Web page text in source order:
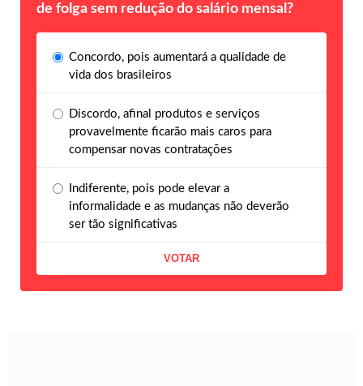
de folga sem redução do salário mensal?
Concordo, pois aumentará a qualidade de
vida dos brasileiros
Discordo, afinal produtos e serviços
provavelmente ficarão mais caros para
compensar novas contratações
Indiferente, pois pode elevar a
informalidade e as mudanças não deverão
ser tão significativas